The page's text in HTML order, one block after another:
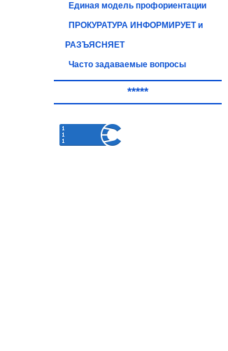
Единая модель профориентации
ПРОКУРАТУРА ИНФОРМИРУЕТ и
РАЗЪЯСНЯЕТ
Часто задаваемые вопросы
*****